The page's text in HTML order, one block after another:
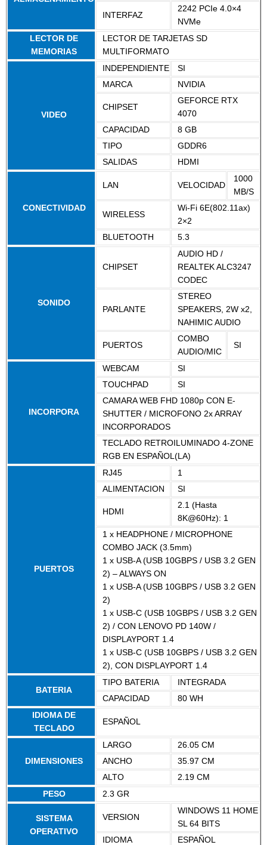
INTERFAZ
2242 PCIe 4.0×4
NVMe
LECTOR DE
MEMORIAS
LECTOR DE TARJETAS SD
MULTIFORMATO
VIDEO
INDEPENDIENTE
SI
MARCA
NVIDIA
CHIPSET
GEFORCE RTX
4070
CAPACIDAD
8 GB
TIPO
GDDR6
SALIDAS
HDMI
CONECTIVIDAD
LAN VELOCIDAD
1000
MB/S
WIRELESS
Wi-Fi 6E(802.11ax)
2×2
BLUETOOTH
5.3
SONIDO
CHIPSET
AUDIO HD /
REALTEK ALC3247
CODEC
PARLANTE
STEREO
SPEAKERS, 2W x2,
NAHIMIC AUDIO
PUERTOS
COMBO
AUDIO/MIC
SI
INCORPORA
WEBCAM
SI
TOUCHPAD
SI
CAMARA WEB FHD 1080p CON E-
SHUTTER / MICROFONO 2x ARRAY
INCORPORADOS
TECLADO RETROILUMINADO 4-ZONE
RGB EN ESPAÑOL(LA)
PUERTOS
RJ45
1
ALIMENTACION
SI
HDMI
2.1 (Hasta
8K@60Hz): 1
1 x HEADPHONE / MICROPHONE
COMBO JACK (3.5mm)
1 x USB-A (USB 10GBPS / USB 3.2 GEN
2) – ALWAYS ON
1 x USB-A (USB 10GBPS / USB 3.2 GEN
2)
1 x USB-C (USB 10GBPS / USB 3.2 GEN
2) / CON LENOVO PD 140W /
DISPLAYPORT 1.4
1 x USB-C (USB 10GBPS / USB 3.2 GEN
2), CON DISPLAYPORT 1.4
BATERIA
TIPO BATERIA
INTEGRADA
CAPACIDAD
80 WH
IDIOMA DE
TECLADO
ESPAÑOL
DIMENSIONES
LARGO
26.05 CM
ANCHO
35.97 CM
ALTO
2.19 CM
PESO
2.3 GR
SISTEMA
OPERATIVO
VERSION
WINDOWS 11 HOME
SL 64 BITS
IDIOMA
ESPAÑOL